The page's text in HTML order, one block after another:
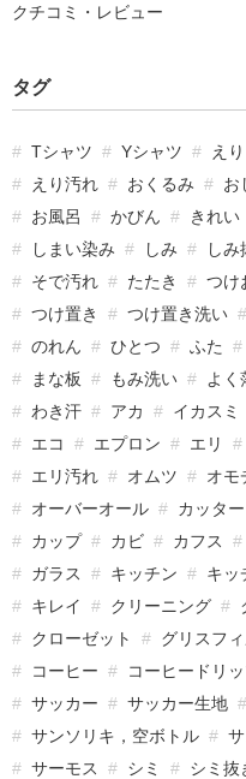
クチコミ・レビュー
タグ
Tシャツ Yシャツ えり
えり汚れ
おくるみ お
お風呂
かびん きれい
しまい染み
しみ しみ
そで汚れ
たたき つけ
つけ置き
つけ置き洗い
のれん
ひとつ ふた
まな板
もみ洗い よく
わき汗
アカ イカスミ
エコ
エプロン エリ
エリ汚れ
オムツ オモ
オーバーオール
カッター
カップ
カビ カフス
ガラス
キッチン キッ
キレイ
クリーニング
クローゼット
グリスフ
コーヒー
コーヒードリ
サッカー
サッカー生地
サンソリキ，空ボトル
サーモス
シミ シミ抜